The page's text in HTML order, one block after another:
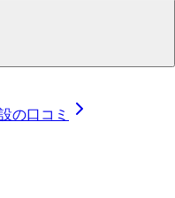
の口コミ